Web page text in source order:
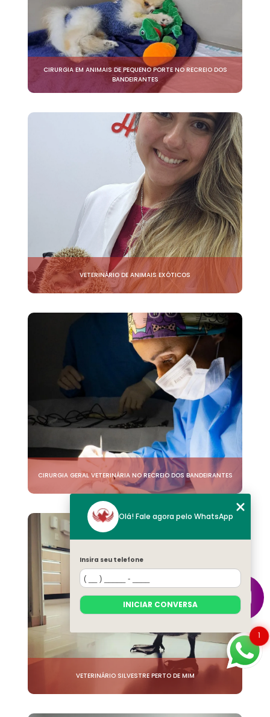
CIRURGIA EM ANIMAIS DE PEQUENO PORTE NO RECREIO DOS
BANDEIRANTES
VETERINÁRIO DE ANIMAIS EXÓTICOS
CIRURGIA GERAL VETERINÁRIA NO RECREIO DOS BANDEIRANTES
VETERINÁRIO SILVESTRE PERTO DE MIM
1
Olá! Fale agora pelo WhatsApp
Insira seu telefone
INICIAR CONVERSA